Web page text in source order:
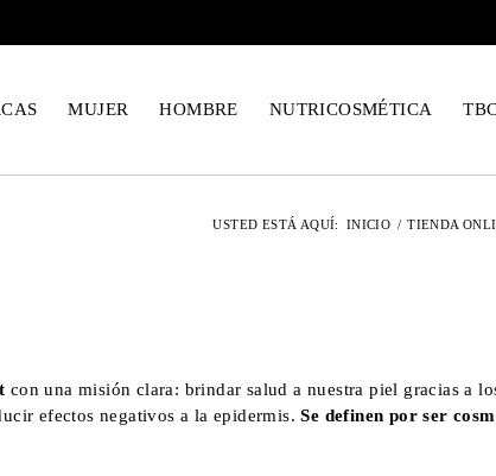
MUJER HOMBRE NUTRICOSMÉTICA
USTED ESTÁ AQUÍ: INICIO / TIENDA
con una misión clara: brindar salud a nuestra piel gracias a
efectos negativos a la epidermis.Se definen por ser